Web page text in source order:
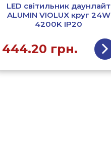
LED світильник даунлайт
ALUMIN VIOLUX круг 24W
4200K IP20
444.20 грн.